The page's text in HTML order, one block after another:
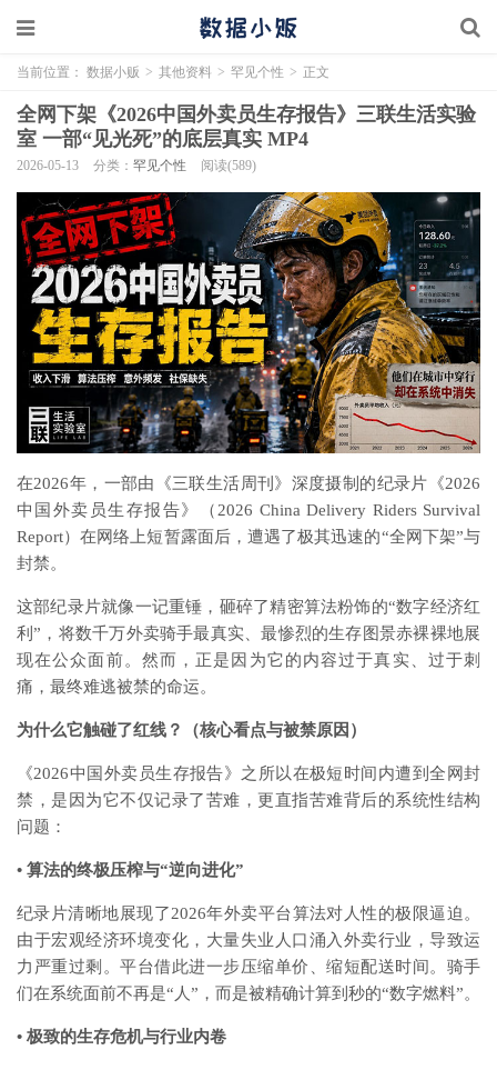
当前位置： 数据小贩 > 其他资料 > 罕见个性 > 正文
全网下架《2026中国外卖员生存报告》三联生活实验
室 一部“见光死”的底层真实 MP4
2026-05-13 分类： 罕见个性 阅读(589)
在2026年，一部由《三联生活周刊》深度摄制的纪录片《2026
中国外卖员生存报告》（2026 China Delivery Riders Survival
Report）在网络上短暂露面后，遭遇了极其迅速的“全网下架”与
封禁。
这部纪录片就像一记重锤，砸碎了精密算法粉饰的“数字经济红
利”，将数千万外卖骑手最真实、最惨烈的生存图景赤裸裸地展
现在公众面前。然而，正是因为它的内容过于真实、过于刺
痛，最终难逃被禁的命运。
为什么它触碰了红线？（核心看点与被禁原因）
《2026中国外卖员生存报告》之所以在极短时间内遭到全网封
禁，是因为它不仅记录了苦难，更直指苦难背后的系统性结构
问题：
• 算法的终极压榨与“逆向进化”
纪录片清晰地展现了2026年外卖平台算法对人性的极限逼迫。
由于宏观经济环境变化，大量失业人口涌入外卖行业，导致运
力严重过剩。平台借此进一步压缩单价、缩短配送时间。骑手
们在系统面前不再是“人”，而是被精确计算到秒的“数字燃料”。
• 极致的生存危机与行业内卷